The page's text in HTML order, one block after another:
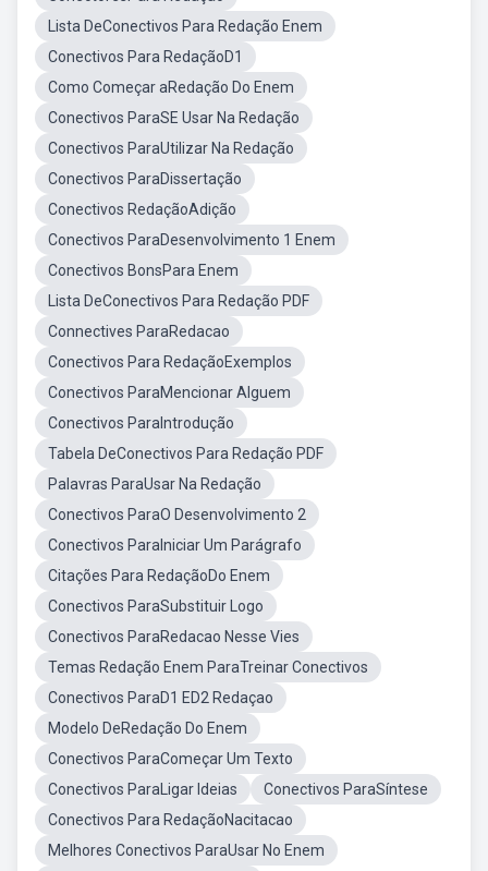
Lista DeConectivos Para Redação Enem
Conectivos Para RedaçãoD1
Como Começar aRedação Do Enem
Conectivos ParaSE Usar Na Redação
Conectivos ParaUtilizar Na Redação
Conectivos ParaDissertação
Conectivos RedaçãoAdição
Conectivos ParaDesenvolvimento 1 Enem
Conectivos BonsPara Enem
Lista DeConectivos Para Redação PDF
Connectives ParaRedacao
Conectivos Para RedaçãoExemplos
Conectivos ParaMencionar Alguem
Conectivos ParaIntrodução
Tabela DeConectivos Para Redação PDF
Palavras ParaUsar Na Redação
Conectivos ParaO Desenvolvimento 2
Conectivos ParaIniciar Um Parágrafo
Citações Para RedaçãoDo Enem
Conectivos ParaSubstituir Logo
Conectivos ParaRedacao Nesse Vies
Temas Redação Enem ParaTreinar Conectivos
Conectivos ParaD1 ED2 Redaçao
Modelo DeRedação Do Enem
Conectivos ParaComeçar Um Texto
Conectivos ParaLigar Ideias
Conectivos ParaSíntese
Conectivos Para RedaçãoNacitacao
Melhores Conectivos ParaUsar No Enem